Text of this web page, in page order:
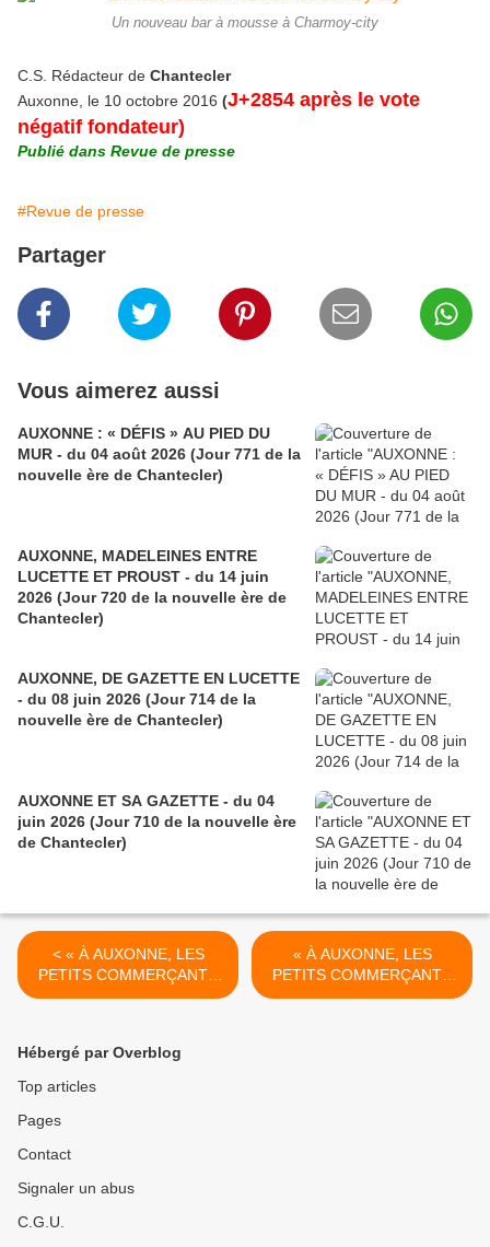
Un nouveau bar à mousse à Charmoy-city
C.S. Rédacteur de Chantecler
Auxonne, le 10 octobre 2016 (J+2854 après le vote
négatif fondateur)
Publié dans Revue de presse
#Revue de presse
Partager
Vous aimerez aussi
AUXONNE : « DÉFIS » AU PIED DU
MUR - du 04 août 2026 (Jour 771 de la
nouvelle ère de Chantecler)
AUXONNE, MADELEINES ENTRE
LUCETTE ET PROUST - du 14 juin
2026 (Jour 720 de la nouvelle ère de
Chantecler)
AUXONNE, DE GAZETTE EN LUCETTE
- du 08 juin 2026 (Jour 714 de la
nouvelle ère de Chantecler)
AUXONNE ET SA GAZETTE - du 04
juin 2026 (Jour 710 de la nouvelle ère
de Chantecler)
< « À AUXONNE, LES
PETITS COMMERÇANTS
FONT DE LA RÉSISTANCE
négatif fondateur)
« À AUXONNE, LES
PETITS COMMERÇANTS
FONT DE LA RÉSISTANCE
Hébergé par Overblog
Top articles
Pages
Contact
Signaler un abus
C.G.U.